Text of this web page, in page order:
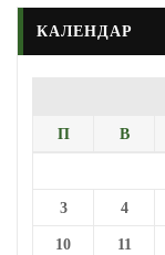
КАЛЕНДАР
П В
3 4
10 11